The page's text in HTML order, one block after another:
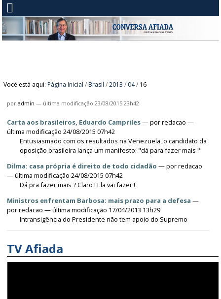
Você está aqui: Página Inicial / Brasil /2013 / 04/ 16
poradmin — última modificação 23/08/2015 23h42
Carta aos brasileiros, Eduardo Campriles—porredacao —
última modificação 24/08/2015 07h42
Entusiasmado com os resultados na Venezuela, o candidato da
oposição brasileira lança um manifesto: "dá para fazer mais !"
Dilma: casa própria é direito de todo cidadão —porredacao
— última modificação 24/08/2015 07h42
Dá pra fazer mais ? Claro ! Ela vai fazer !
Ministros enfrentam Barbosa: mais prazo para a defesa —
porredacao — última modificação 17/04/2013 13h29
Intransigência do Presidente não tem apoio do Supremo
TV Afiada